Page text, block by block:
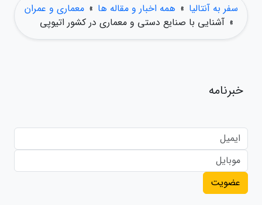
سفر به آنتالیا » همه اخبار و مقاله ها » معماری و عمران
» آشنایی با صنایع دستی و معماری در کشور اتیوپی
خبرنامه
عضویت